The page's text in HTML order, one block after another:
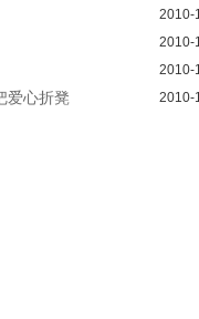
2010-
2010-
2010-
爱心折凳 2010-